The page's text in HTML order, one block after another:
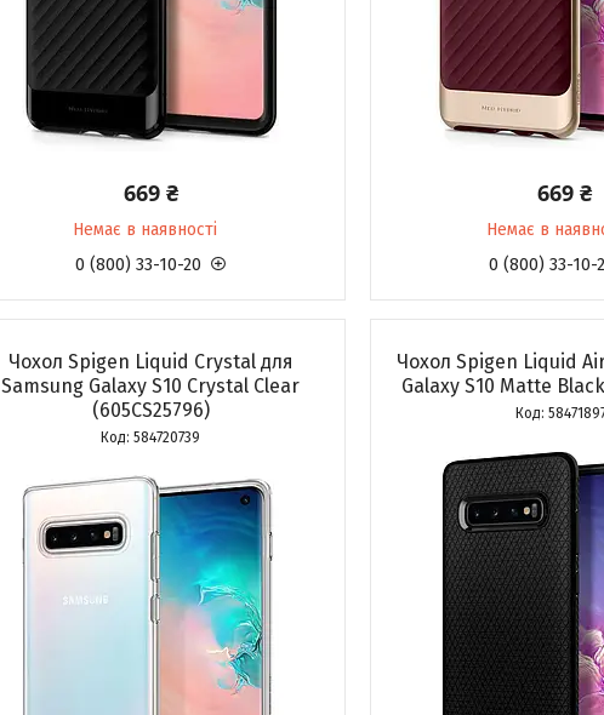
669 ₴
Немає в наявності
0 (800) 33-10-20
669 ₴
Немає в
0 (800) 33-10-
Чохол Spigen Liquid Crystal для
Samsung Galaxy S10 Crystal Clear
(605CS25796)
584720739
Чохол Spigen Liquid
Galaxy S10 Matte